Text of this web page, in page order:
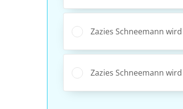
Zazies Schneemann
Zazies Schneemann